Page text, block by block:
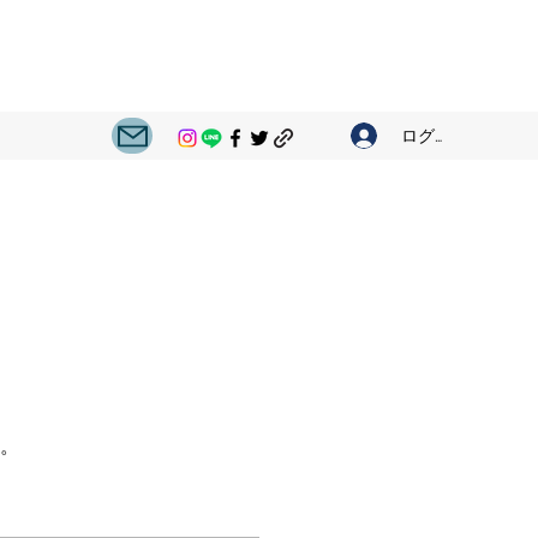
ログイン